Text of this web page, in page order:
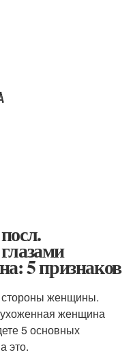
5 признаков
стороны женщины.
женщина
5 основных
это.